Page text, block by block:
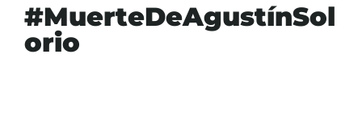
#MuerteDeAgustínSol
orio